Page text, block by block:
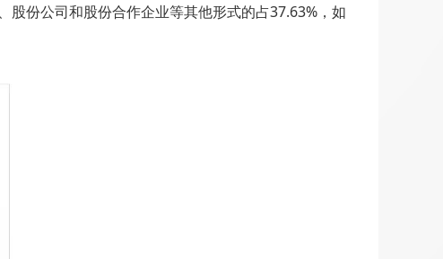
股份公司和股份合作企业等其他形式的占37.63%，如